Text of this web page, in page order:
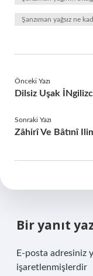
Şanzıman yağsız ne
Önceki Yazı
Dilsiz Uşak
Sonraki Yazı
Zâhirî Ve Bâtınî
Bir yanıt
E-posta adresiniz
işaretlenmişlerdir